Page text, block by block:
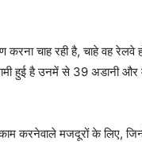
चाह रही है, चाहे वह रेलवे
हुई है उनमें से 39 अडानी और
करनेवाले मजदूरों के लिए,